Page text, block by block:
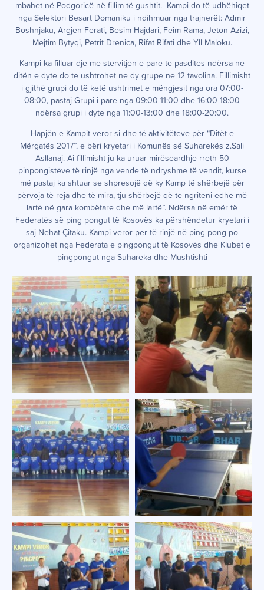
mbahet në Podgoricë në fillim të gushtit. Kampi do të udhëhiqet
nga Selektori Besart Domaniku i ndihmuar nga trajnerët: Admir
Boshnjaku, Argjen Ferati, Besim Hajdari, Feim Rama, Jeton Azizi,
Mejtim Bytyqi, Petrit Drenica, Rifat Rifati dhe Yll Maloku.
Kampi ka filluar dje me stërvitjen e pare te pasdites ndërsa ne
ditën e dyte do te ushtrohet ne dy grupe ne 12 tavolina. Fillimisht
i gjithë grupi do të ketë ushtrimet e mëngjesit nga ora 07:00-
08:00, pastaj Grupi i pare nga 09:00-11:00 dhe 16:00-18:00
ndërsa grupi i dyte nga 11:00-13:00 dhe 18:00-20:00.
Hapjën e Kampit veror si dhe të aktivitëteve për “Ditët e
Mërgatës 2017”, e bëri kryetari i Komunës së Suharekës z.Sali
Asllanaj. Ai fillimisht ju ka uruar mirëseardhje rreth 50
pinpongistëve të rinjë nga vende të ndryshme të vendit, kurse
më pastaj ka shtuar se shpresojë që ky Kamp të shërbejë për
përvoja të reja dhe të mira, tju shërbejë që te ngriteni edhe më
lartë në gara kombëtare dhe më lartë”. Ndërsa në emër të
Federatës së ping pongut të Kosovës ka përshëndetur kryetari i
saj Nehat Çitaku. Kampi veror për të rinjë në ping pong po
organizohet nga Federata e pingpongut të Kosovës dhe Klubet e
pingpongut nga Suhareka dhe Mushtishti